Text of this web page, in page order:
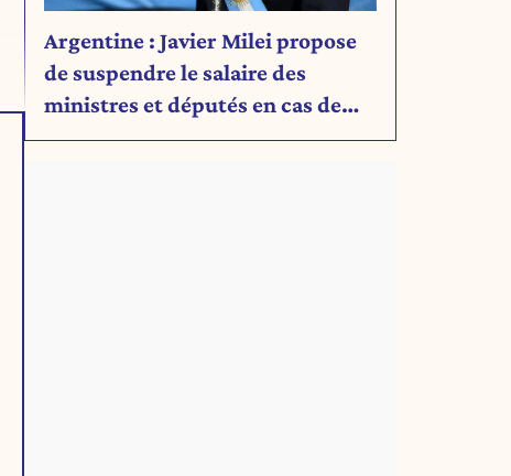
Argentine : Javier Milei propose
de suspendre le salaire des
ministres et députés en cas de
déficit budgétaire